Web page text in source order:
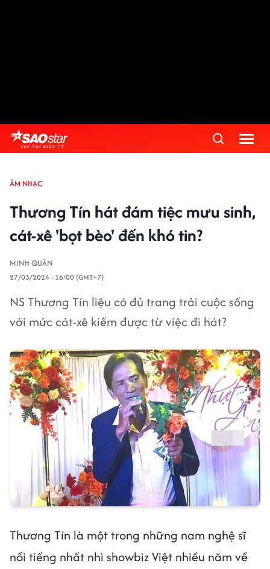
ÂM NHẠC
Thương Tín hát đám tiệc mưu sinh,
cát-xê 'bọt bèo' đến khó tin?
MINH QUÂN
27/03/2024 - 16:00 (GMT+7)
NS Thương Tín liệu có đủ trang trải cuộc sống
với mức cát-xê kiếm được từ việc đi hát?
Thương Tín là một trong những nam nghệ sĩ
nổi tiếng nhất nhì showbiz Việt nhiều năm về